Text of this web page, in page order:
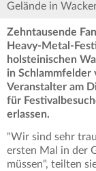
Gelände in
Zehntausende
Heavy-Metal-
holsteinischen
in Schlammfelder
Veranstalter am
für
erlassen.
"Wir sind sehr
ersten Mal in der
müssen", teilten